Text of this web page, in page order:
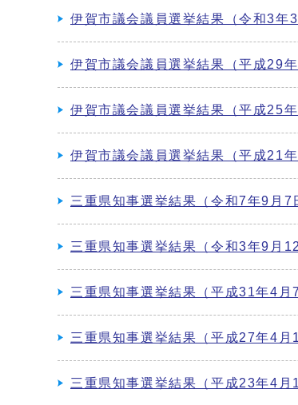
伊賀市議会議員選挙結果（令和3年3
伊賀市議会議員選挙結果（平成29
伊賀市議会議員選挙結果（平成25
伊賀市議会議員選挙結果（平成21
三重県知事選挙結果（令和7年9月7
三重県知事選挙結果（令和3年9月
三重県知事選挙結果（平成31年4月
三重県知事選挙結果（平成27年4月
三重県知事選挙結果（平成23年4月